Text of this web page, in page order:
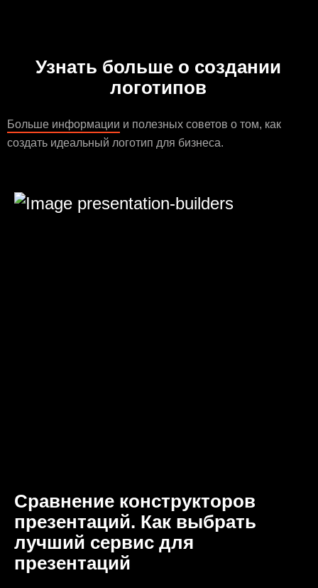
Узнать больше о создании
логотипов
Больше информации и полезных советов о том, как
создать идеальный логотип для бизнеса.
Сравнение конструкторов
презентаций. Как выбрать
лучший сервис для
презентаций